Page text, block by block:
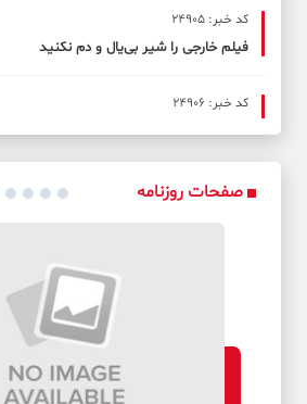
کد خبر: 24905
فیلم خارجی را شیر بی‌یال و دم نکنید
کد خبر: 24906
کدام سریال‌ها نامزد پخش در نوروز هستند؟
صفحات روزنامه